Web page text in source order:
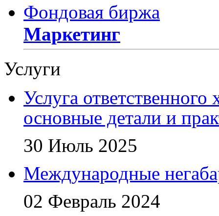
Фондовая биржа
Маркетинг
Услуги
Услуга
основные детали и
30 Июль 2025
Международные
02 Февраль 2024